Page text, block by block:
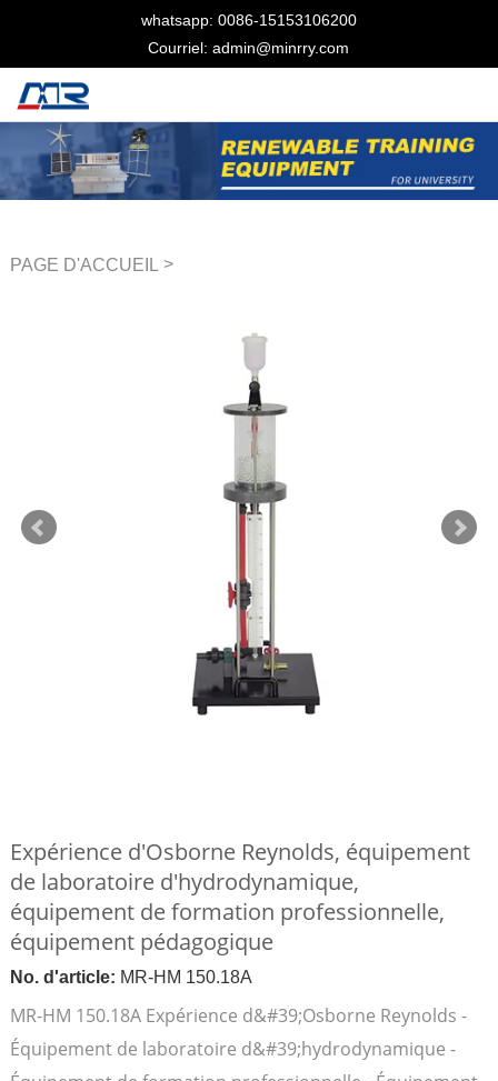
whatsapp: 0086-15153106200
Courriel: admin@minrry.com
PAGE D'ACCUEIL >
Expérience d'Osborne Reynolds, équipement
de laboratoire d'hydrodynamique,
équipement de formation professionnelle,
équipement pédagogique
No. d'article: MR-HM 150.18A
MR-HM 150.18A Expérience d&#39;Osborne Reynolds -
Équipement de laboratoire d&#39;hydrodynamique -